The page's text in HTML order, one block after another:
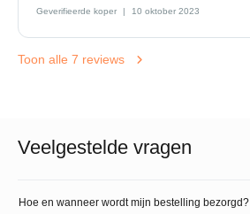
Geverifieerde koper 10 oktober 2023
Toon alle 7 reviews
Veelgestelde vragen
Hoe en wanneer wordt mijn bestelling bezorgd?